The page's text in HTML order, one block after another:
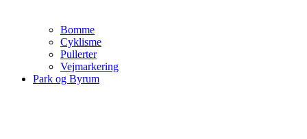
Bomme
Cyklisme
Pullerter
Vejmarkering
Park og Byrum